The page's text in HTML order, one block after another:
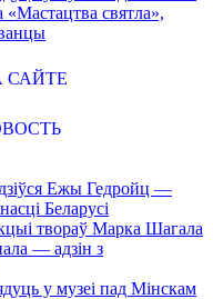
святла»,
САЙТЕ
Ежы Гедройц —
Беларусі
твораў Марка Шагала
— адзін з
у музеі пад Мінскам